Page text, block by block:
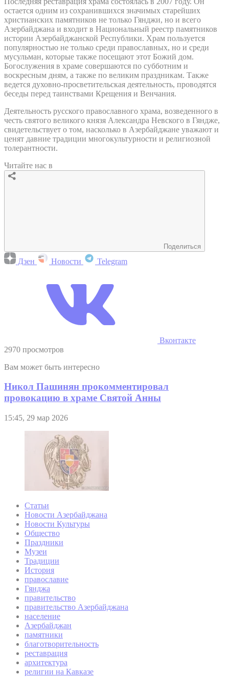
остается одним из сохранившихся значимых старейших
христианских памятников не только Гянджи, но и всего
Азербайджана и входит в Национальный реестр памятников
истории Азербайджанской Республики. Храм пользуется
популярностью не только среди православных, но и среди
мусульман, которые также посещают этот Божий дом.
Богослужения в храме совершаются по субботним и
воскресным дням, а также по великим праздникам. Также
ведется духовно-просветительская деятельность, проводятся
беседы перед таинствами Крещения и Венчания.
Деятельность русского православного храма, возведенного в
честь святого великого князя Александра Невского в Гяндже,
свидетельствует о том, насколько в Азербайджане уважают и
ценят давние традиции многокультурности и религиозной
толерантности.
Читайте нас в
Поделиться
Дзен Новости Telegram
Вконтакте
2970 просмотров
Вам может быть интересно
Никол Пашинян прокомментировал
провокацию в храме Святой Анны
15:45, 29 мар 2026
Статьи
Новости Азербайджана
Новости Культуры
Общество
Праздники
Музеи
Традиции
История
православие
Гянджа
правительство
правительство Азербайджана
население
Азербайджан
памятники
благотворительность
реставрация
архитектура
религии на Кавказе